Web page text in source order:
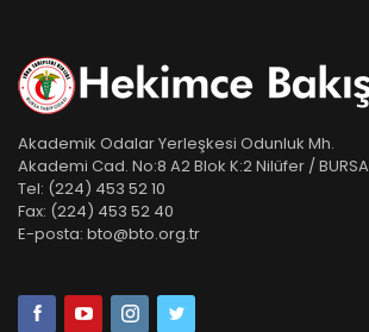
Akademik Odalar Yerleşkesi Odunluk Mh.
Akademi Cad. No:8 A2 Blok K:2 Nilüfer / BURSA
Tel: (224) 453 52 10
Fax: (224) 453 52 40
E-posta: bto@bto.org.tr